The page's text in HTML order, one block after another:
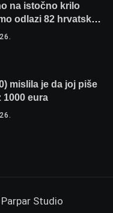
na istočno krilo
odlazi 82 hrvatska
mislila je da joj piše
1000 eura
Parpar Studio